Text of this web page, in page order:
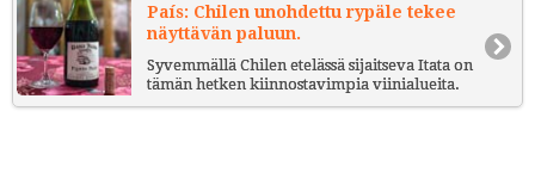
País: Chilen unohdettu rypäle tekee
näyttävän paluun.
Syvemmällä Chilen etelässä sijaitseva Itata on
tämän hetken kiinnostavimpia viinialueita.